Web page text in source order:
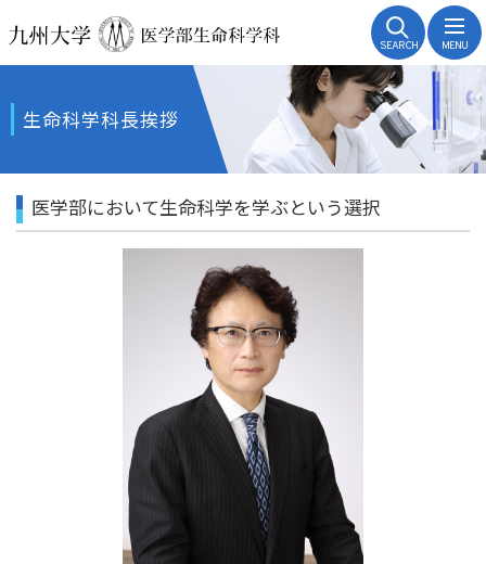
SEARCH
生命科学科長挨拶
医学部において生命科学を学ぶという選択
MENU